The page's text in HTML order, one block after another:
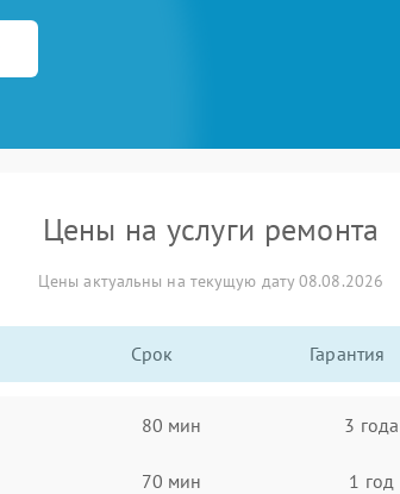
Цены на услуги ремонта
Цены актуальны на текущую дату 08.08.2026
Срок Гарантия
80 мин 3 года
70 мин 1 год